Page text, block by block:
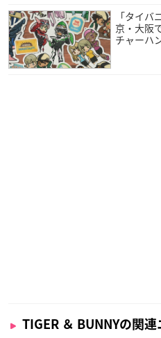
「タイ
京・大阪
チャーハ
TIGER ＆ BUNNYの関